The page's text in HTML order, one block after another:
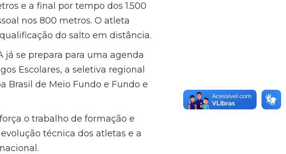
e a final por tempo dos 1.500
nos 800 metros. O atleta
do salto em distância.
já se prepara para uma agenda
Escolares, a seletiva regional
Brasil de Meio Fundo e Fundo e
o trabalho de formação e
técnica dos atletas e a